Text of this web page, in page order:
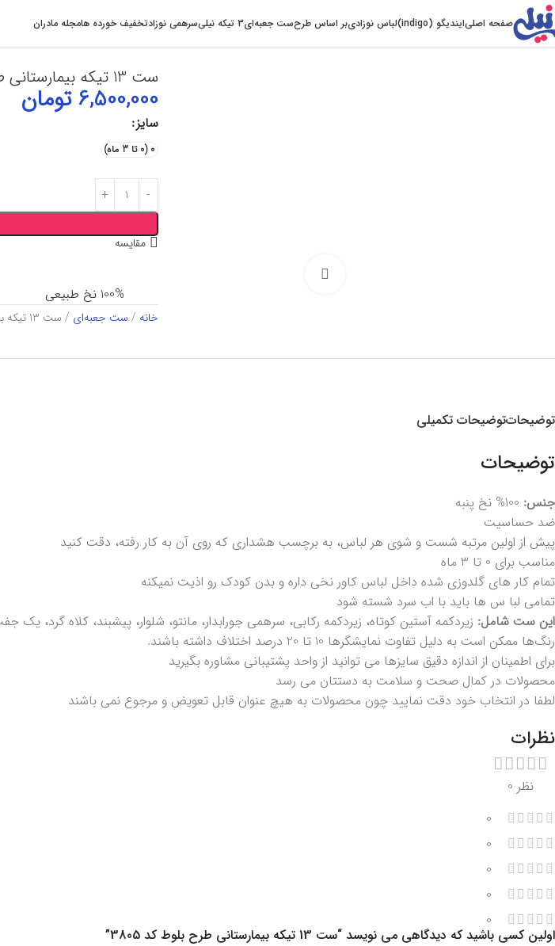
صفحه اصلیایندیگو (indigo) لباس نوزادیبر اساس طرحست جعبه‌ای3 تیکه نیلی سرهمی نوزادتخفیف خورده هامجله مادران
ست 13 تیکه بیمارستانی طرح بلوط کد 3805
6,500,000 تومان
سایز
0 (0 تا 3 ماه)
مقایسه
100% نخ طبیعی
خانه ست جعبه‌ای ست 13 تیکه بیمارستانی طرح بلوط کد 3805
توضیحاتتوضیحات تکمیلی
توضیحات
جنس:
ضد حساسیت
پیش از اولین مرتبه شست و شوی هر لباس، به برچسب هشداری که روی آن به کار رفته، دقت کنید
مناسب برای 0 تا 3 ماه
تمام کار های گلدوزی شده داخل لباس کاور نخی داره و بدن کودک رو اذیت نمیکنه
تمامی لبا س ها باید با اب سرد شسته شود
این ست شامل: زیردکمه آستین کوتاه، زیردکمه رکابی، سرهمی جورابدار، مانتو، شلوار، پیشبند، کلاه
رنگ‌ها ممکن است به دلیل تفاوت نمایشگرها 10 تا 20 درصد اختلاف داشته باشند.
برای اطمینان از اندازه دقیق سایزها می توانید از واحد پشتیبانی مشاوره بگیرید
محصولات در کمال صحت و سلامت به دستتان می رسد
لطفا در انتخاب خود دقت نمایید چون محصولات به هیچ عنوان قابل تعویض و مرجوع نمی باشند
نظرات
نظر 0
0
0
0
0
0
اولین کسی باشید که دیدگاهی می نویسد “ست 13 تیکه بیمارستانی طرح بلوط کد 3805”